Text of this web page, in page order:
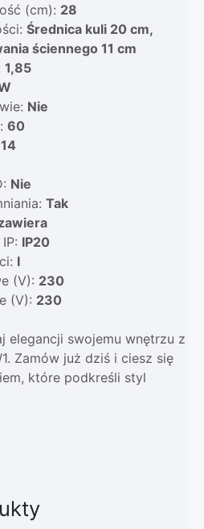
(cm): 28
Średnica kuli 20 cm,
ściennego 11 cm
1,85
Nie
60
Nie
Tak
IP20
I
(V): 230
(V): 230
elegancji swojemu wnętrzu z
Zamów już dziś i ciesz się
które podkreśli styl